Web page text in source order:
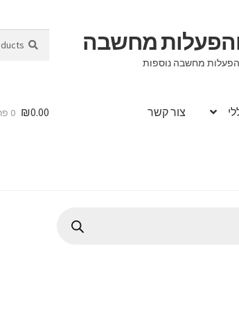
מחשבה
מחשבה נוספות
for:
צור קשר ₪0.00 0 פריטים